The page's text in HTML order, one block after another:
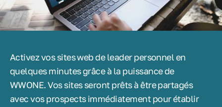
Activez vos sites web de leader personnel en
quelques minutes grâce à la puissance de
WWONE. Vos sites seront prêts à être partagés
avec vos prospects immédiatement pour établir